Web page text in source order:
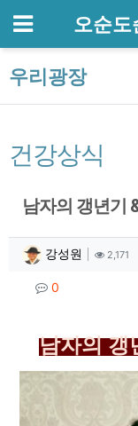
메뉴 오순도
우리광장
건강상식
남자의 갱년기
작성자 정보
강성원 작성2,171
컨텐츠 정보
0
본문
남자의 갱